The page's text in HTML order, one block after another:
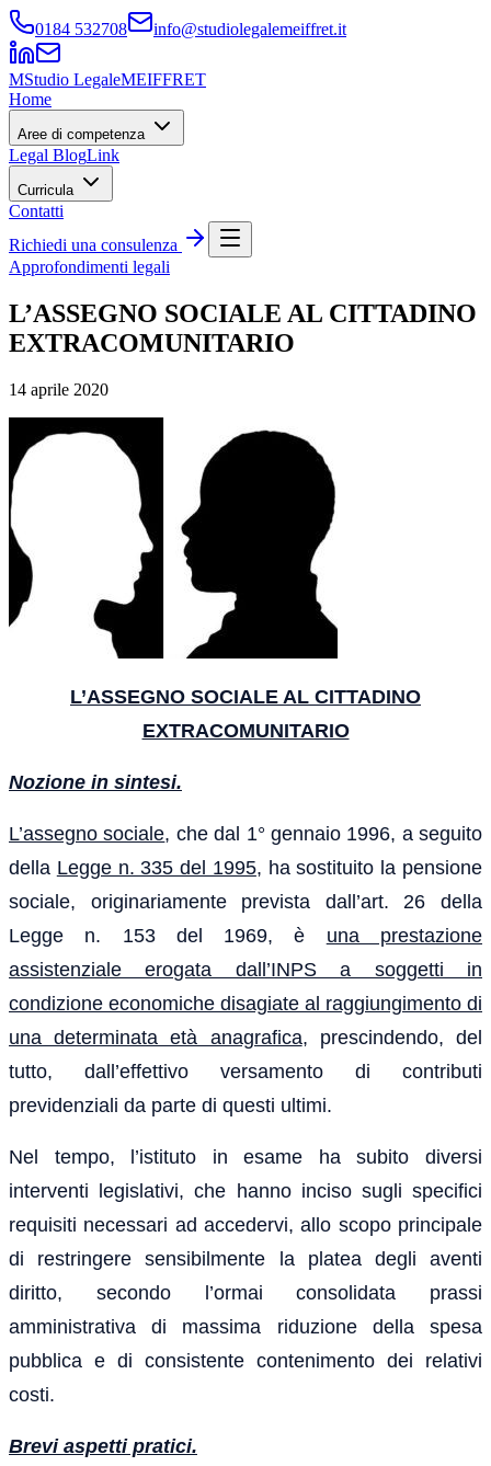
0184 532708 info@studiolegalemeiffret.it
MStudio LegaleMEIFFRET
Home
Aree di competenza
Legal BlogLink
Curricula
Contatti
Richiedi una consulenza
Approfondimenti legali
L’ASSEGNO SOCIALE AL CITTADINO
EXTRACOMUNITARIO
14 aprile 2020
L’ASSEGNO SOCIALE AL CITTADINO
EXTRACOMUNITARIO
Nozione in sintesi.
L’assegno sociale, che dal 1° gennaio 1996, a seguito
della Legge n. 335 del 1995, ha sostituito la pensione
sociale, originariamente prevista dall’art. 26 della
Legge n. 153 del 1969, è una prestazione
assistenziale erogata dall’INPS a soggetti in
condizione economiche disagiate al raggiungimento di
una determinata età anagrafica, prescindendo, del
tutto, dall’effettivo versamento di contributi
previdenziali da parte di questi ultimi.
Nel tempo, l’istituto in esame ha subito diversi
interventi legislativi, che hanno inciso sugli specifici
requisiti necessari ad accedervi, allo scopo principale
di restringere sensibilmente la platea degli aventi
diritto, secondo l’ormai consolidata prassi
amministrativa di massima riduzione della spesa
pubblica e di consistente contenimento dei relativi
costi.
Brevi aspetti pratici.